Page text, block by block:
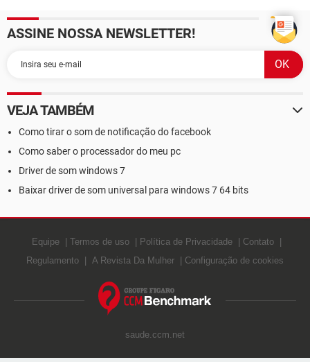
ASSINE NOSSA NEWSLETTER!
VEJA TAMBÉM
Como tirar o som de notificação do facebook
Como saber o processador do meu pc
Driver de som windows 7
Baixar driver de som universal para windows 7 64 bits
Equipe Termos de uso Política de Privacidade
Contato
Regulamento
A Revista Da Mulher Configuração de cookies
saude.ccm.net